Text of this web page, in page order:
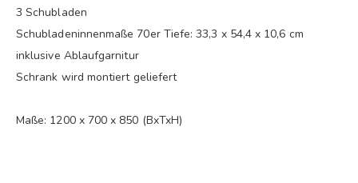
3 Schubladen
Schubladeninnenmaße 70er Tiefe: 33,3 x 54,4 x 10,6 cm
inklusive Ablaufgarnitur
Schrank wird montiert geliefert
Maße: 1200 x 700 x 850 (BxTxH)